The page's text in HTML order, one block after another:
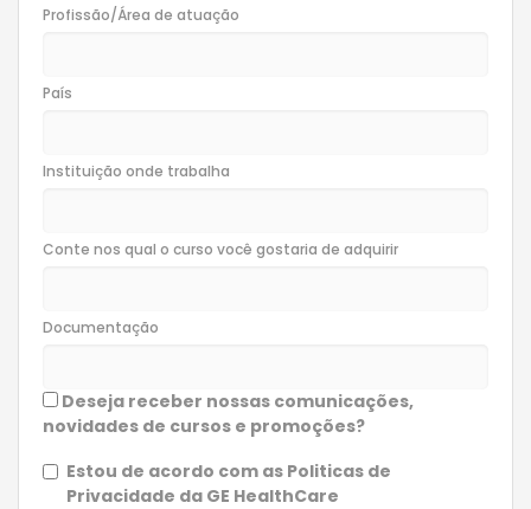
Profissão/Área de atuação
País
Instituição onde trabalha
Conte nos qual o curso você gostaria de adquirir
Documentação
Deseja receber nossas comunicações,
novidades de cursos e promoções?
Estou de acordo com as Politicas de
Privacidade da GE HealthCare